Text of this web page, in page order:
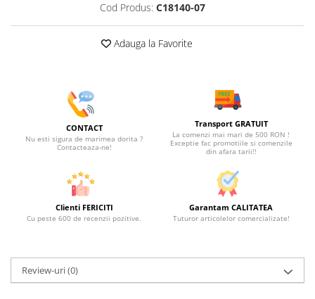
Cod Produs: C18140-07
Adauga la Favorite
CONTACT
Nu esti sigura de marimea dorita ?
Contacteaza-ne!
Transport GRATUIT
La comenzi mai mari de 500 RON !
Exceptie fac promotiile si comenzile
din afara tarii!!
Clienti FERICITI
Cu peste 600 de recenzii pozitive.
Garantam CALITATEA
Tuturor articolelor comercializate!
Review-uri(0)